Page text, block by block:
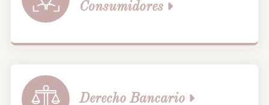
Consumidores
Derecho Bancario